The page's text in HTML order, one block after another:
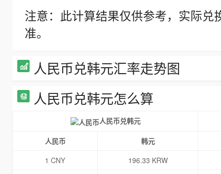
注意：此计算结果仅供参考，实际
准。
人民币兑韩元汇率走势图
人民币兑韩元怎么算
人民币兑韩元
人民币
韩元
1 CNY
196.33 KRW